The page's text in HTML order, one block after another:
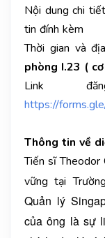
Nội dung chi
tin đính kèm
Thời gian và
phòng I.23 (
Link
https://
Thông tin về
Tiến sĩ Theodor
vững tại
Quản lý
của ông là sự